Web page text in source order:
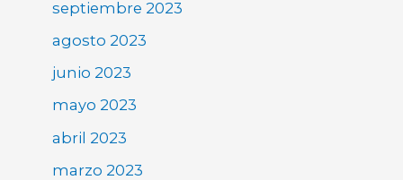
septiembre 2023
agosto 2023
junio 2023
mayo 2023
abril 2023
marzo 2023